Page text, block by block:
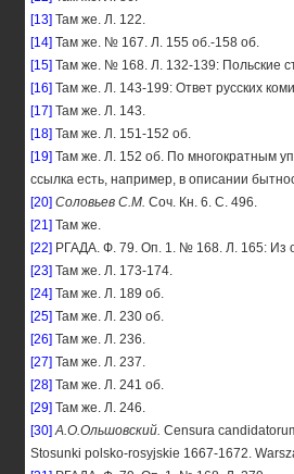
[13] Там же. Л. 122.
[14] Там же. № 167. Л. 155 об.-158 об.
[15] Там же. № 168. Л. 132-139: Польские
[16] Там же. Л. 143-199: Ответ русских
[17] Там же. Л. 143.
[18] Там же. Л. 151-152 об.
[19] Там же. Л. 152 об. По многократным
ссылка есть, например, в описании
[20] Соловьев С.М. Соч. Кн. 6. С. 496.
[21] Там же.
[22] РГАДА. Ф. 79. Оп. 1. № 168. Л. 165: Из
[23] Там же. Л. 173-174.
[24] Там же. Л. 189 об.
[25] Там же. Л. 230 об.
[26] Там же. Л. 236.
[27] Там же. Л. 237.
[28] Там же. Л. 241 об.
[29] Там же. Л. 246.
[30] А.О.Ольшовский. Censura
Stosunki polsko-rosyjskie 1667-1672.